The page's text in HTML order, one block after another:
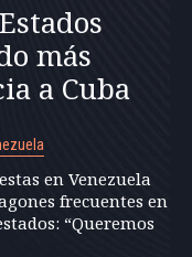
más
a Cuba
en Venezuela
frecuentes en
“Queremos